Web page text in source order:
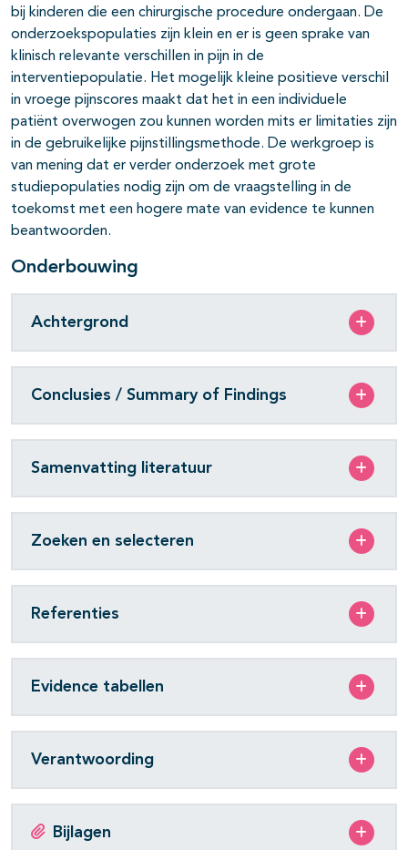
bij kinderen die een chirurgische procedure ondergaan. De
onderzoekspopulaties zijn klein en er is geen sprake van
klinisch relevante verschillen in pijn in de
interventiepopulatie. Het mogelijk kleine positieve verschil
in vroege pijnscores maakt dat het in een individuele
patiënt overwogen zou kunnen worden mits er limitaties zijn
in de gebruikelijke pijnstillingsmethode. De werkgroep is
van mening dat er verder onderzoek met grote
studiepopulaties nodig zijn om de vraagstelling in de
toekomst met een hogere mate van evidence te kunnen
beantwoorden.
Onderbouwing
Achtergrond
Conclusies / Summary of Findings
Samenvatting literatuur
Zoeken en selecteren
Referenties
Evidence tabellen
Verantwoording
Bijlagen